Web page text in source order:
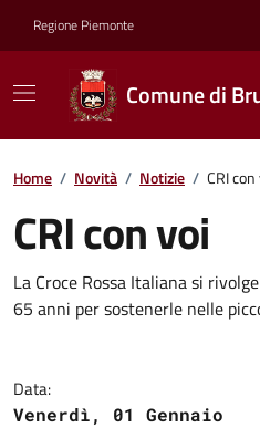
Regione Piemonte
Comune di
Home / Novità / Notizie / CRI con
CRI con voi
La Croce Rossa Italiana si
65 anni per sostenerle nelle
Data:
Venerdì, 01 Gennaio